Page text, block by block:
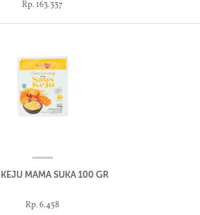
Rp. 163.337
KEJU MAMA SUKA 100 GR
Rp. 6.458